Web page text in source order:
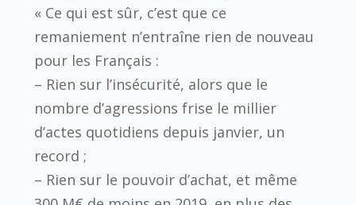
« Ce qui est sûr, c’est que ce
remaniement n’entraîne rien de nouveau
pour les Français :
– Rien sur l’insécurité, alors que le
nombre d’agressions frise le millier
d’actes quotidiens depuis janvier, un
record ;
– Rien sur le pouvoir d’achat, et même